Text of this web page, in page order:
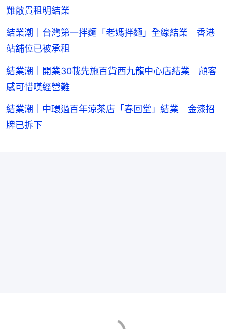
難敵貴租明結業
結業潮｜台灣第一拌麵「老媽拌麵」全線結業 香港
站舖位已被承租
結業潮｜開業30載先施百貨西九龍中心店結業 顧客
感可惜嘆經營難
結業潮｜中環過百年涼茶店「春回堂」結業 金漆招
牌已拆下